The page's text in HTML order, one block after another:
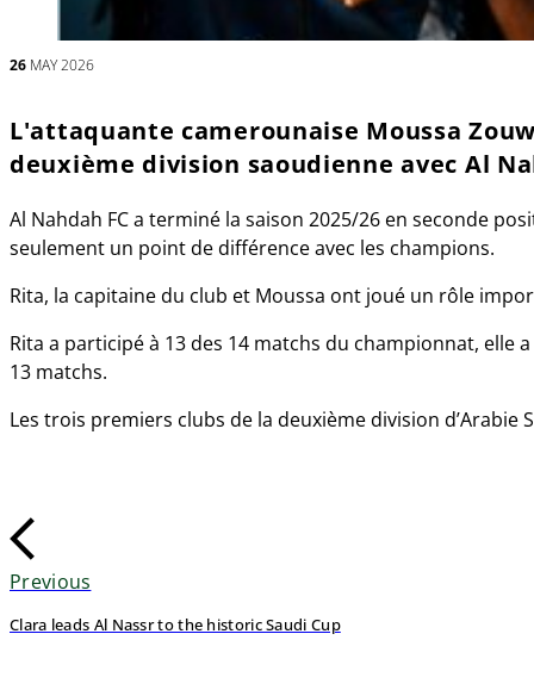
26 MAY 2026
L'attaquante camerounaise Moussa
deuxième division saoudienne avec Al
Al Nahdah FC a terminé la saison 2025/26 en seconde
seulement un point de différence avec les champions.
Rita, la capitaine du club et Moussa ont joué un rôle
Rita a participé à 13 des 14 matchs du championnat, elle
13 matchs.
Les trois premiers clubs de la deuxième division
Previous
Clara leads Al Nassr to the historic Saudi Cup